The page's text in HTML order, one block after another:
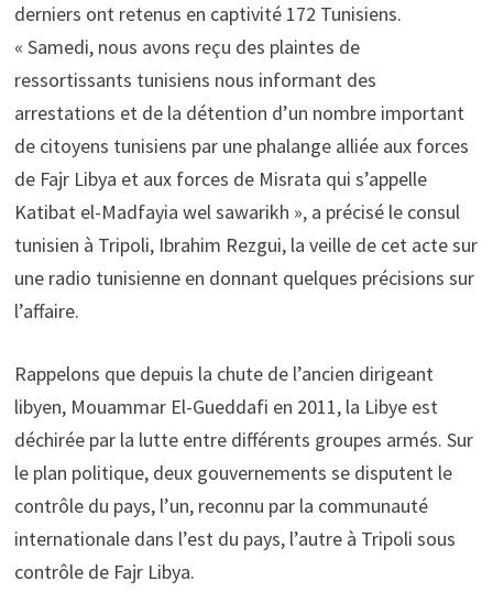
derniers ont retenus en captivité 172 Tunisiens.
« Samedi, nous avons reçu des plaintes de
ressortissants tunisiens nous informant des
arrestations et de la détention d’un nombre important
de citoyens tunisiens par une phalange alliée aux forces
de Fajr Libya et aux forces de Misrata qui s’appelle
Katibat el-Madfayia wel sawarikh », a précisé le consul
tunisien à Tripoli, Ibrahim Rezgui, la veille de cet acte sur
une radio tunisienne en donnant quelques précisions sur
l’affaire.
Rappelons que depuis la chute de l’ancien dirigeant
libyen, Mouammar El-Gueddafi en 2011, la Libye est
déchirée par la lutte entre différents groupes armés. Sur
le plan politique, deux gouvernements se disputent le
contrôle du pays, l’un, reconnu par la communauté
internationale dans l’est du pays, l’autre à Tripoli sous
contrôle de Fajr Libya.